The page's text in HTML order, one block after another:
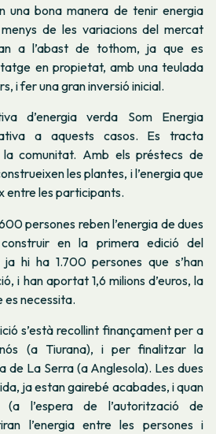
una bona manera de tenir energia
de les variacions del mercat
a l’abast de tothom, ja que es
en propietat, amb una teulada
i fer una gran inversió inicial.
d’energia verda Som Energia
a aquests casos. Es tracta
comunitat. Amb els préstecs de
les plantes, i l’energia que
entre les participants.
persones reben l’energia de dues
en la primera edició del
hi ha 1.700 persones que s’han
i han aportat 1,6 milions d’euros, la
es necessita.
s’està recollint finançament per a
(a Tiurana), i per finalitzar la
de La Serra (a Anglesola). Les dues
ja estan gairebé acabades, i quan
l’espera de l’autorització de
l’energia entre les persones i